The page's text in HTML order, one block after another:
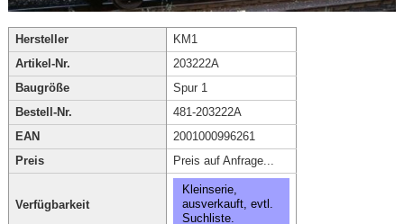
Hersteller
KM1
Artikel-Nr.
203222A
Baugröße
Spur 1
Bestell-Nr.
481-203222A
EAN
2001000996261
Preis
Preis auf Anfrage...
Verfügbarkeit
Kleinserie,
ausverkauft, evtl.
Suchliste.